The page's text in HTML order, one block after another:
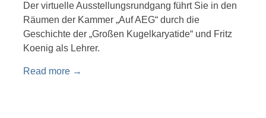
Der virtuelle Ausstellungsrundgang führt Sie in den
Räumen der Kammer „Auf AEG“ durch die
Geschichte der „Großen Kugelkaryatide“ und Fritz
Koenig als Lehrer.
Read more →